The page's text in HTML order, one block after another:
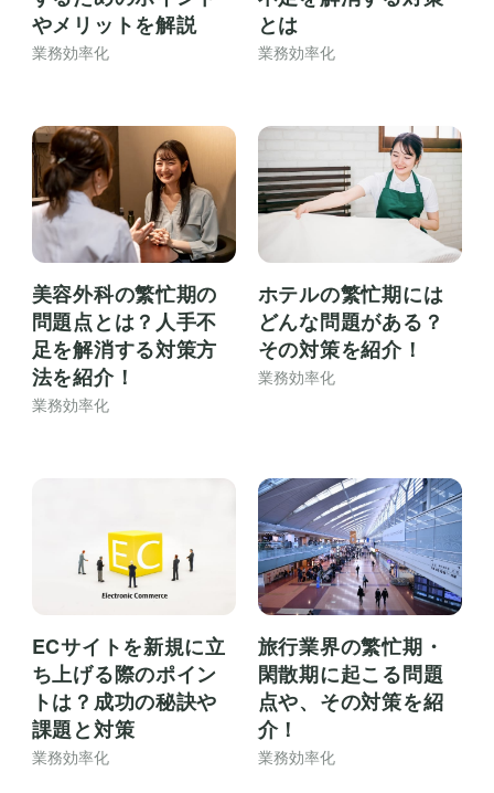
やメリットを解説
業務効率化
とは
業務効率化
美容外科の繁忙期の
問題点とは？人手不
足を解消する対策方
法を紹介！
業務効率化
ホテルの繁忙期には
どんな問題がある？
その対策を紹介！
業務効率化
ECサイトを新規に立
ち上げる際のポイン
トは？成功の秘訣や
課題と対策
業務効率化
旅行業界の繁忙期・
閑散期に起こる問題
点や、その対策を紹
介！
業務効率化